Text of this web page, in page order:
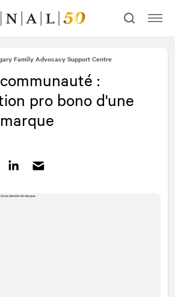
Family Advocacy Support Centre
:
pro bono d'une